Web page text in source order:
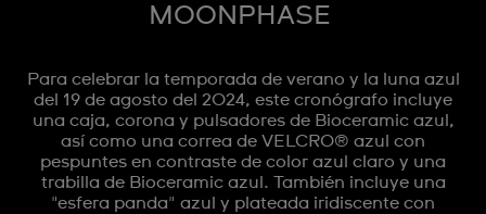
MOONPHASE
Para celebrar la temporada de verano y la luna azul
del 19 de agosto del 2024, este cronógrafo incluye
una caja, corona y pulsadores de Bioceramic azul,
así como una correa de VELCRO® azul con
pespuntes en contraste de color azul claro y una
trabilla de Bioceramic azul. También incluye una
"esfera panda" azul y plateada iridiscente con